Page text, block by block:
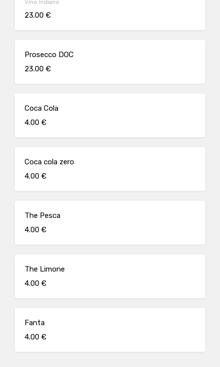
Vino Indiano
23.00 €
Prosecco DOC
23.00 €
Coca Cola
4.00 €
Coca cola zero
4.00 €
The Pesca
4.00 €
The Limone
4.00 €
Fanta
4.00 €